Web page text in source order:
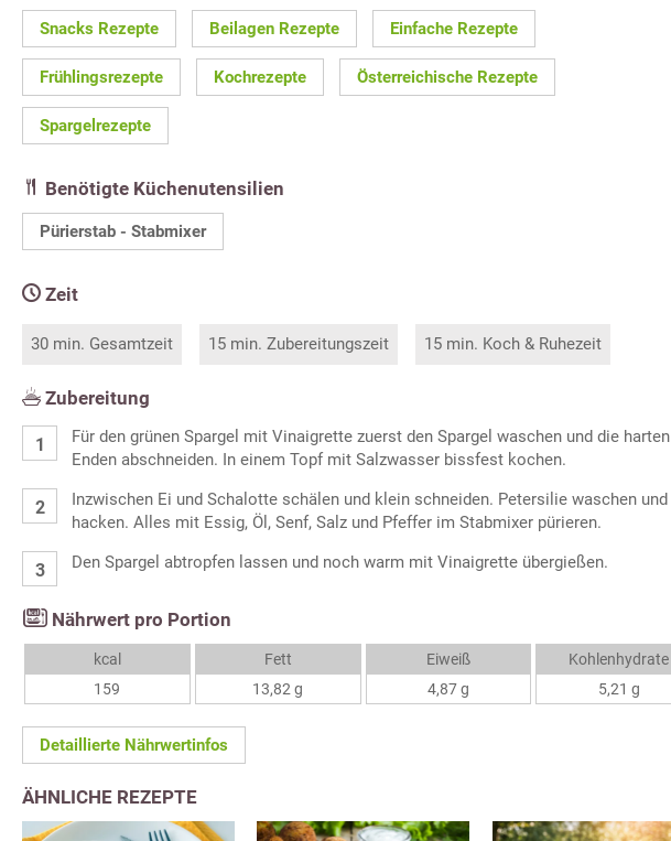
Snacks Rezepte Beilagen Rezepte Einfache Rezepte
Frühlingsrezepte Kochrezepte Österreichische Rezepte
Spargelrezepte
Benötigte Küchenutensilien
Pürierstab - Stabmixer
Zeit
30 min. Gesamtzeit 15 min. Zubereitungszeit 15 min. Koch & Ruhezeit
Zubereitung
Für den grünen Spargel mit Vinaigrette zuerst den Spargel waschen und die harten
Enden abschneiden. In einem Topf mit Salzwasser bissfest kochen.
Inzwischen Ei und Schalotte schälen und klein schneiden. Petersilie waschen und
hacken. Alles mit Essig, Öl, Senf, Salz und Pfeffer im Stabmixer pürieren.
Den Spargel abtropfen lassen und noch warm mit Vinaigrette übergießen.
Nährwert pro Portion
kcal
159
Fett
13,82 g
Eiweiß
4,87 g
Kohlenhydrate
5,21 g
Detaillierte Nährwertinfos
ÄHNLICHE REZEPTE